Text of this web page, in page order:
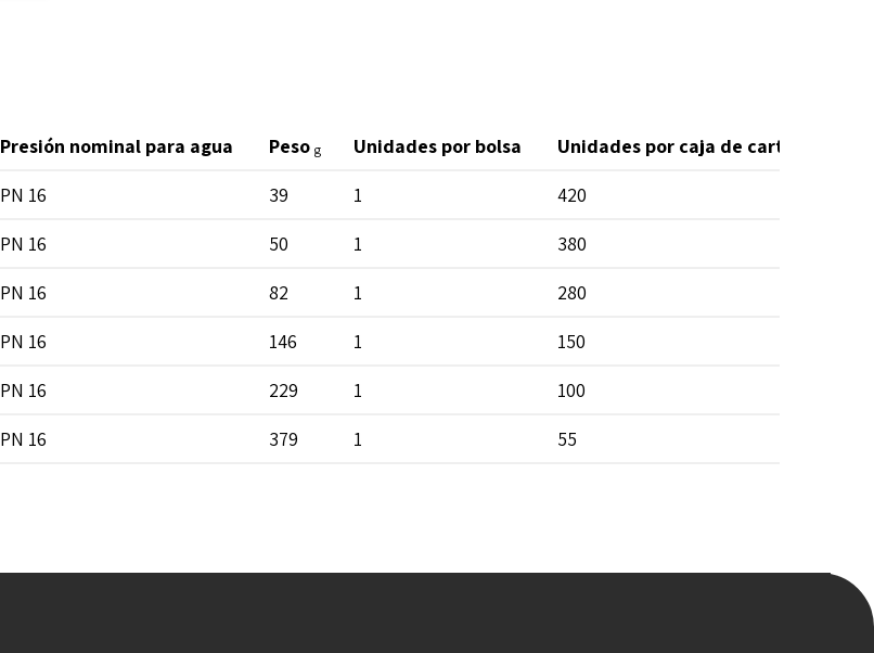
Presión nominal para agua Peso g Unidades por bolsa
Unidades por caja de cartón
PN 16 39 1
420
PN 16 50 1
380
PN 16 82 1
280
PN 16 146 1
150
PN 16 229 1
100
PN 16 379 1 55